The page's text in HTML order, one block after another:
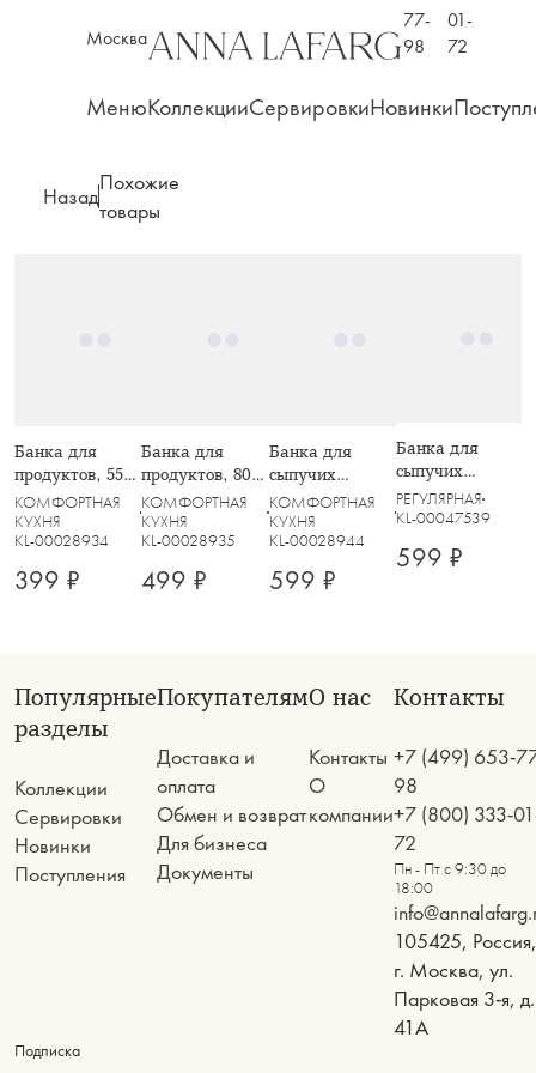
Москва
77-
98
01-
72
МенюКоллекцииСервировкиНовинки
Назад
Похожие
товары
Банка для
продуктов, 550
мл, стекло Б/
пластик,
Special
КОМФОРТНАЯ
КУХНЯ
KL-00028934
399 ₽
Банка для
продуктов, 800
мл, стекло Б/
пластик,
Special
КОМФОРТНАЯ
КУХНЯ
KL-00028935
499 ₽
Банка для
сыпучих
продуктов, 1,1
л, стекло Б/
пластик,
КОМФОРТНАЯ
КУХНЯ
KL-00028944
599 ₽
Банка для
сыпучих
продуктов, 1 л,
стекло Б/
РЕГУЛЯРНАЯ
KL-00047539
599 ₽
Популярные
разделы
Коллекции
Сервировки
Новинки
Поступления
Покупателям
Доставка и
оплата
Обмен и возврат
Для бизнеса
Документы
О нас
Контакты
О
компании
Контакты
+7 (499) 653-
98
+7 (800) 333-
72
Пн - Пт с 9:30 до
18:00
105425, Россия,
г. Москва, ул.
Парковая 3-я, д.
41А
Подписка